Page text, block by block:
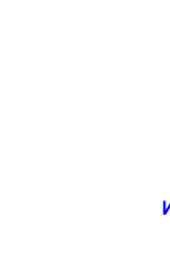
Expomaster